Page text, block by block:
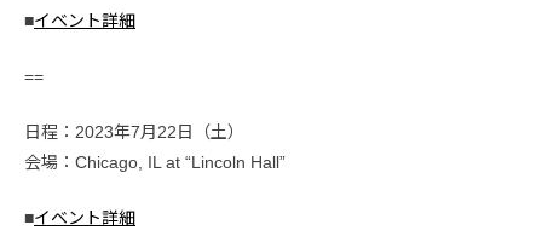
■イベント詳細
==
日程：2023年7月22日（土）
会場：Chicago, IL at “Lincoln Hall”
■イベント詳細